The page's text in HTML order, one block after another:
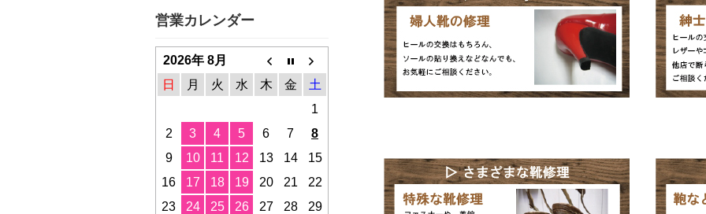
営業カレンダー
2026年 8月
日
月 火 水 木 金
土
1
2
3 4 5 6 7
8
9
10 11 12 13 14
15
16
17 18 19 20 21
22
23
24 25 26 27 28
29